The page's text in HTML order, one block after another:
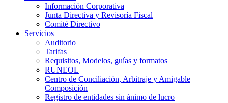
Información Corporativa
Junta Directiva y Revisoría Fiscal
Comité Directivo
Servicios
Auditorio
Tarifas
Requisitos, Modelos, guías y formatos
RUNEOL
Centro de Conciliación, Arbitraje y Amigable
Composición
Registro de entidades sin ánimo de lucro